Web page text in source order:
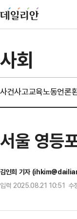
사회
사건사고교육노동언론
서울 영등
김인희 기자
입력 2025.08.21 10:51 수